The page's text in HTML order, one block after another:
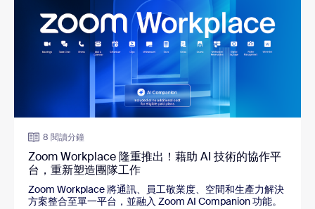
8 閱讀分鐘
Zoom Workplace 隆重推出！藉助 AI 技術的協作平
台，重新塑造團隊工作
Zoom Workplace 將通訊、員工敬業度、空間和生產力解決
方案整合至單一平台，並融入 Zoom AI Companion 功能。